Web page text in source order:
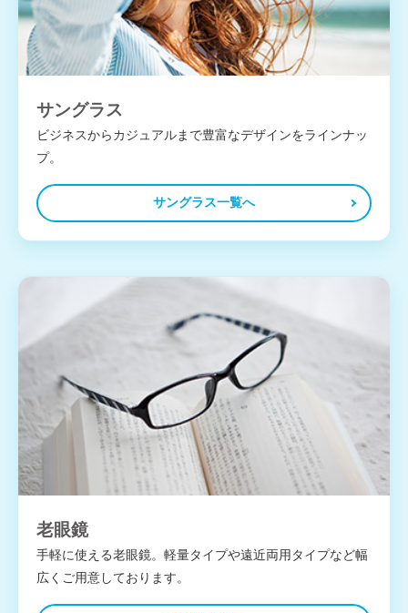
サングラス
ビジネスからカジュアルまで豊富なデザインをラインナッ
プ。
サングラス一覧へ
老眼鏡
手軽に使える老眼鏡。軽量タイプや遠近両用タイプなど幅
広くご用意しております。